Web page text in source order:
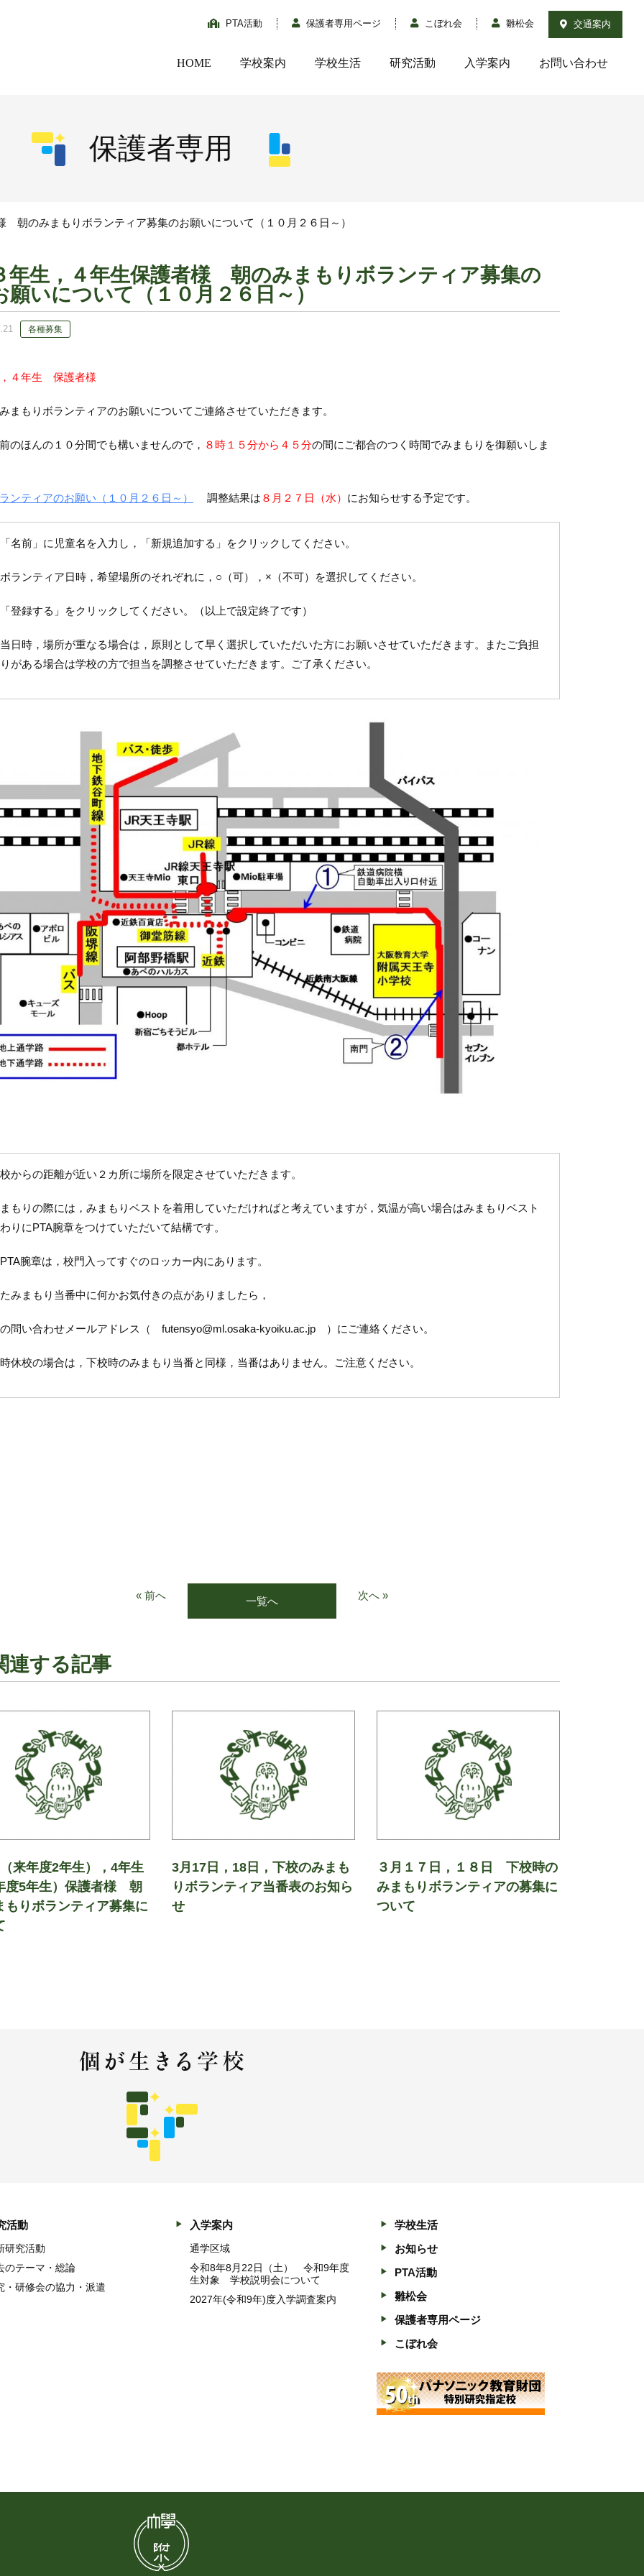
PTA活動 保護者専用ページ こぼれ会 雛松会 交通案内
HOME 学校案内 学校生活 研究活動 入学案内 お問い合わせ
保護者専用
朝のみまもりボランティア募集のお願いについて（１０月２６日～）
年生，４年生保護者様 朝のみまもりボランティア募集の
願いについて（１０月２６日～）
各種募集
４年生 保護者様
まもりボランティアのお願いについてご連絡させていただきます。
のほんの１０分間でも構いませんので， ８時１５分から４５分の間にご都合のつく時間でみまもりを御願いしま
ンティアのお願い（１０月２６日～） 調整結果は ８月２７日（水） にお知らせする予定です。
「名前」に児童名を入力し，「新規追加する」をクリックしてください。
ボランティア日時，希望場所のそれぞれに，○（可），×（不可）を選択してください。
登録する」をクリックしてください。（以上で設定終了です）
日時，場所が重なる場合は，原則として早く選択していただいた方にお願いさせていただきます。またご負担
がある場合は学校の方で担当を調整させていただきます。ご了承ください。
からの距離が近い２カ所に場所を限定させていただきます。
もりの際には，みまもりベストを着用していただければと考えていますが，気温が高い場合はみまもりベスト
りにPTA腕章をつけていただいて結構です。
腕章は，校門入ってすぐのロッカー内にあります。
みまもり当番中に何かお気付きの点がありましたら，
問い合わせメールアドレス（ futensyo@ml.osaka-kyoiku.ac.jp ）にご連絡ください。
休校の場合は，下校時のみまもり当番と同様，当番はありません。ご注意ください。
« 前へ 一覧へ 次へ »
連する記事
来年度2年生），4年生
度5年生）保護者様 朝
もりボランティア募集に
3月17日，18日，下校のみまも
りボランティア当番表のお知ら
せ
３月１７日，１８日 下校時の
みまもりボランティアの募集に
ついて
活動
研究活動
のテーマ・総論
・研修会の協力・派遣
入学案内
通学区域
令和8年8月22日（土） 令和9年度
生対象 学校説明会について
2027年(令和9年)度入学調査案内
学校生活
お知らせ
PTA活動
雛松会
保護者専用ページ
こぼれ会